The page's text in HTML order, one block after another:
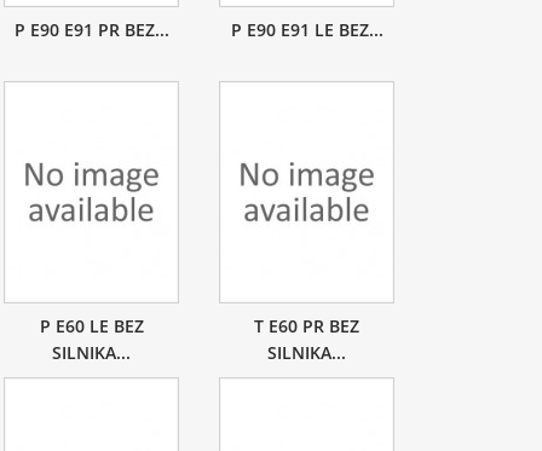
P E90 E91 PR BEZ... P E90 E91 LE BEZ...
P E60 LE BEZ
SILNIKA...
T E60 PR BEZ
SILNIKA...